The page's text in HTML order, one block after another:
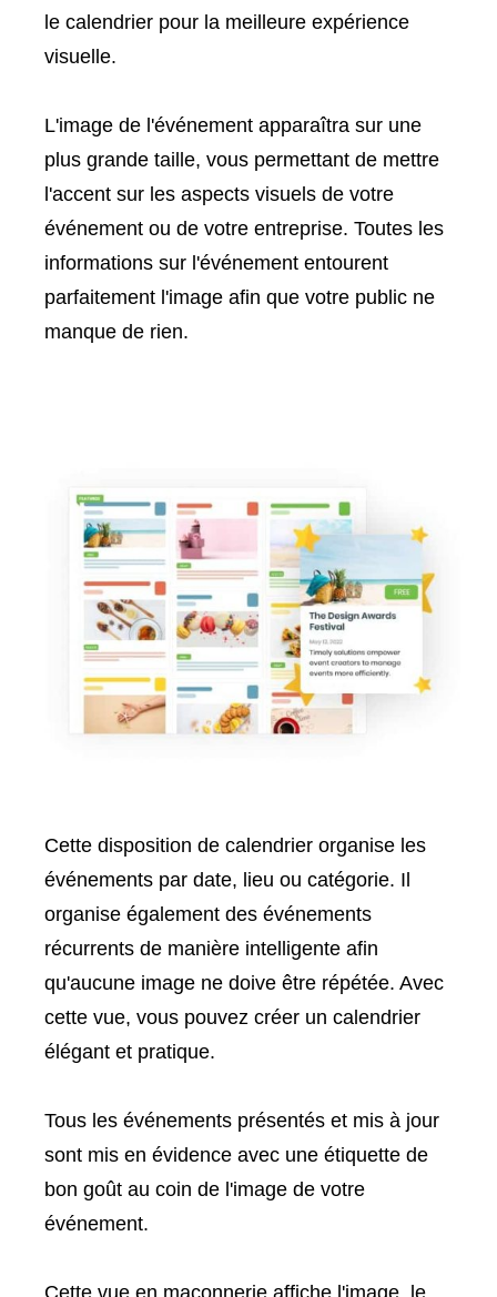
le calendrier pour la meilleure expérience
visuelle.
L'image de l'événement apparaîtra sur une
plus grande taille, vous permettant de mettre
l'accent sur les aspects visuels de votre
événement ou de votre entreprise. Toutes les
informations sur l'événement entourent
parfaitement l'image afin que votre public ne
manque de rien.
Cette disposition de calendrier organise les
événements par date, lieu ou catégorie. Il
organise également des événements
récurrents de manière intelligente afin
qu'aucune image ne doive être répétée. Avec
cette vue, vous pouvez créer un calendrier
élégant et pratique.
Tous les événements présentés et mis à jour
sont mis en évidence avec une étiquette de
bon goût au coin de l'image de votre
événement.